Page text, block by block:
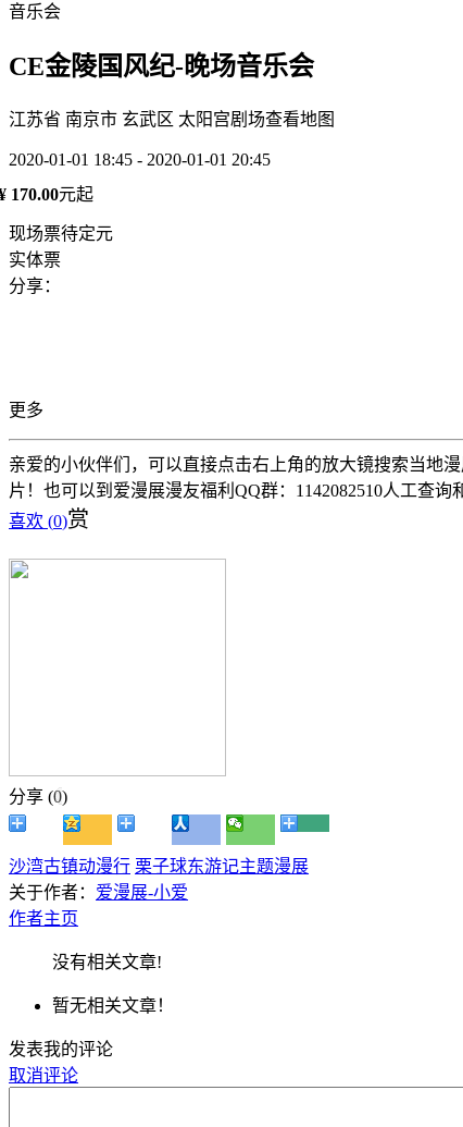
音乐会
CE金陵国风纪-晚场音乐会
江苏省 南京市 玄武区 太阳宫剧场查看地图
2020-01-01 18:45 - 2020-01-01 20:45
170.00元起
现场票待定元
实体票
分享：
更多
亲爱的小伙伴们，可以直接点击右上角的放大镜搜索当地
片！也可以到爱漫展漫友福利QQ群：1142082510人工查询
喜欢 (0)赏
分享 (0)
沙湾古镇动漫行 栗子球东游记主题漫展
关于作者： 爱漫展-小爱
作者主页
没有相关文章!
暂无相关文章！
发表我的评论
取消评论